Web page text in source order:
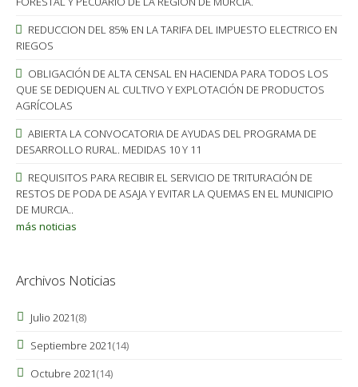
REDUCCION DEL 85% EN LA TARIFA DEL IMPUESTO ELECTRICO EN
RIEGOS
OBLIGACIÓN DE ALTA CENSAL EN HACIENDA PARA TODOS LOS
QUE SE DEDIQUEN AL CULTIVO Y EXPLOTACIÓN DE PRODUCTOS
AGRÍCOLAS
ABIERTA LA CONVOCATORIA DE AYUDAS DEL PROGRAMA DE
DESARROLLO RURAL. MEDIDAS 10 Y 11
REQUISITOS PARA RECIBIR EL SERVICIO DE TRITURACIÓN DE
RESTOS DE PODA DE ASAJA Y EVITAR LA QUEMAS EN EL MUNICIPIO
DE MURCIA..
más noticias
Archivos Noticias
Julio 2021(8)
Septiembre 2021(14)
Octubre 2021(14)